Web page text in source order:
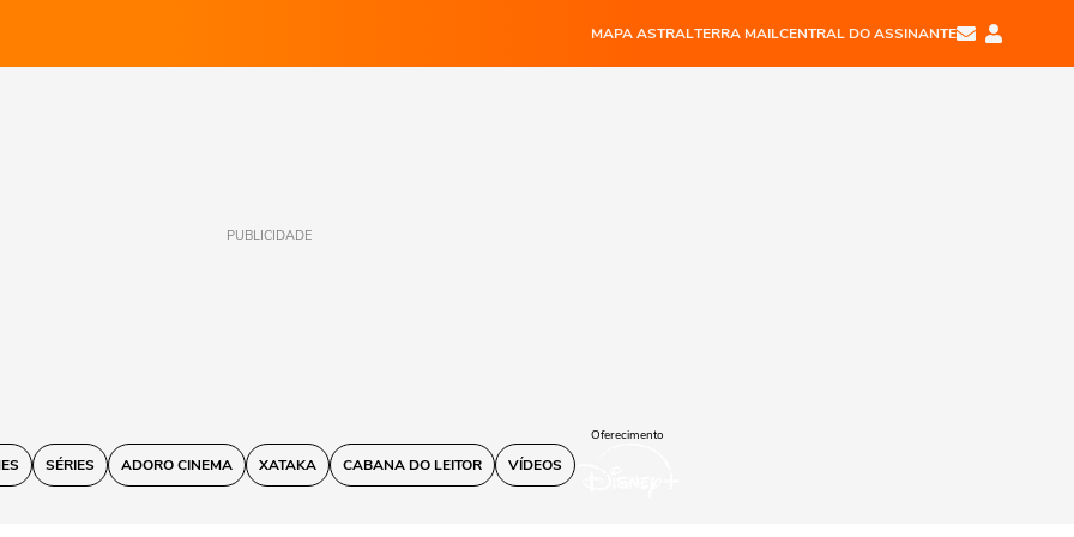
MAPA ASTRALTERRA MAILCENTRAL DO ASSINANTE
PUBLICIDADE
SÉRIES ADORO CINEMA XATAKA CABANA DO LEITOR VÍDEOS
Oferecimento